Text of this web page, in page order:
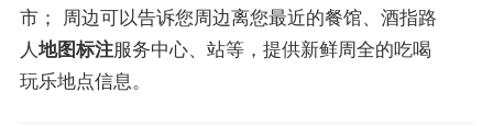
市； 周边可以告诉您周边离您最近的餐馆、酒指路
人地图标注服务中心、站等，提供新鲜周全的吃喝
玩乐地点信息。